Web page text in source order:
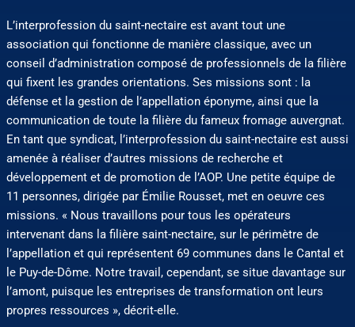
L’interprofession du saint-nectaire est avant tout une
association qui fonctionne de manière classique, avec un
conseil d’administration composé de professionnels de la filière
qui fixent les grandes orientations. Ses missions sont : la
défense et la gestion de l’appellation éponyme, ainsi que la
communication de toute la filière du fameux fromage auvergnat.
En tant que syndicat, l’interprofession du saint-nectaire est aussi
amenée à réaliser d’autres missions de recherche et
développement et de promotion de l’AOP. Une petite équipe de
11 personnes, dirigée par Émilie Rousset, met en oeuvre ces
missions. « Nous travaillons pour tous les opérateurs
intervenant dans la filière saint-nectaire, sur le périmètre de
l’appellation et qui représentent 69 communes dans le Cantal et
le Puy-de-Dôme. Notre travail, cependant, se situe davantage sur
l’amont, puisque les entreprises de transformation ont leurs
propres ressources », décrit-elle.